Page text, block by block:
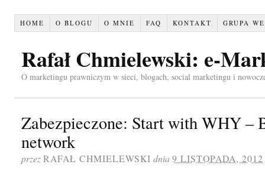
HOME O BLOGU O MNIE FAQ KONTAKT GRUPA
Rafał Chmielewski: e-
O marketingu prawniczym w sieci, blogach, social marketingu i
Zabezpieczone: Start with WHY –
network
przezRAFAŁ CHMIELEWSKI dnia9 LISTOPADA, 2012